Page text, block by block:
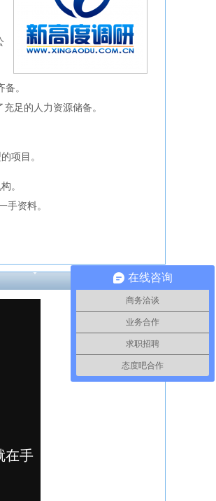
。
足的人力资源储备。
项目。
。
资料。
在线咨询
商务洽谈
业务合作
求职招聘
态度吧合作